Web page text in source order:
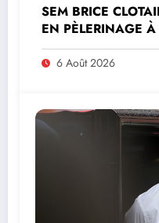
SEM BRICE
EN PÈLERINAGE À
MINISTRE PAULIN
PREND PART À LA
6 Août 2026